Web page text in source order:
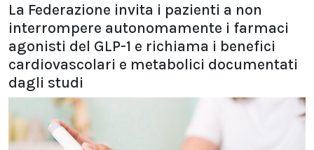
La Federazione invita i pazienti a non
interrompere autonomamente i farmaci
agonisti del GLP-1 e richiama i benefici
cardiovascolari e metabolici documentati
dagli studi